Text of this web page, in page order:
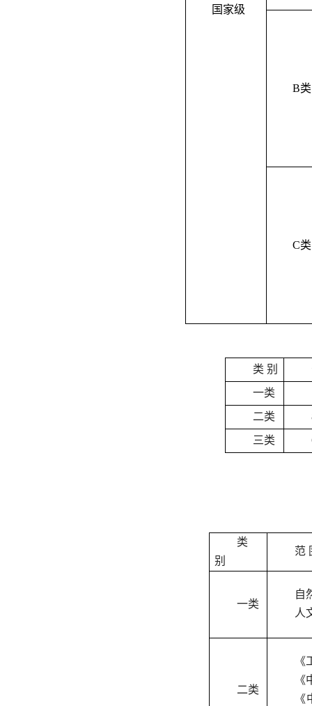
国家级
B类
C类
类 别
一类
二类
三类
类
别
范
一类
自
人
二类